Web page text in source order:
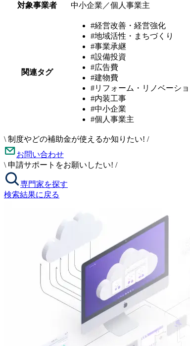
対象事業者
中小企業／個人事業主
関連タグ
#経営改善・経営強化
#地域活性・まちづくり
#事業承継
#設備投資
#広告費
#建物費
#リフォーム・リノベーシ
#内装工事
#中小企業
#個人事業主
\ 制度やどの補助金が使えるか知りたい! /
お問い合わせ
\ 申請サポートをお願いしたい! /
専門家を探す
検索結果に戻る